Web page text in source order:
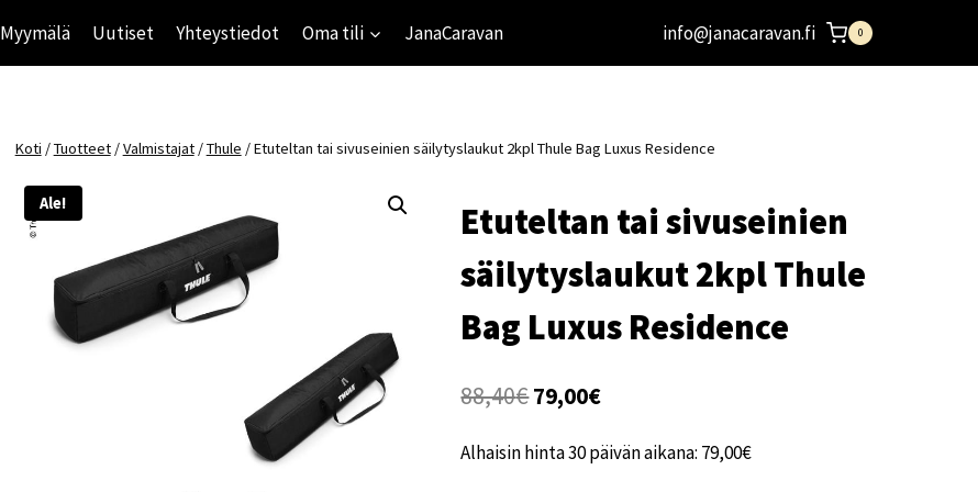
Myymälä Uutiset Yhteystiedot Oma tili JanaCaravan info@janacaravan.fi 0
Koti /Tuotteet /Valmistajat /Thule /Etuteltan tai sivuseinien säilytyslaukut 2kpl Thule Bag Luxus Residence
Ale!
Etuteltan tai sivuseinien
säilytyslaukut 2kpl Thule
Bag Luxus Residence
88,40€Alkuperäinen
oli:
79,00€Nykyinen
on:
Alhaisin hinta 30 päivän aikana: 79,00€